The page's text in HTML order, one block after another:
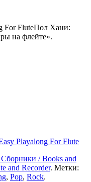
Пол Хани:
на флейте».
Playalong For Flute
/ Books and
and Recorder. Метки:
, Pop, Rock.